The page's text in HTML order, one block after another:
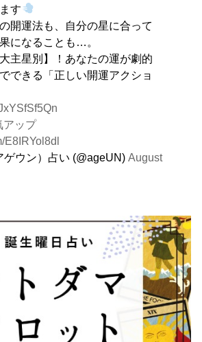
す
開運法も、自分の星に合って
になることも…。
主星別】！あなたの運が劇的
できる「正しい開運アクショ
アップ
E8IRYol8dl
ウン）占い (@ageUN) August